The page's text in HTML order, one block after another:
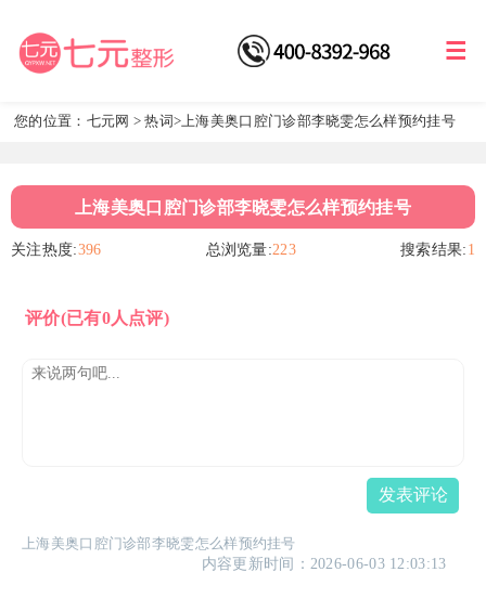
您的位置： 七元网 >热词 >上海美奥口腔门诊部李晓雯怎么样预约挂号
上海美奥口腔门诊部李晓雯怎么样预约挂号
关注热度:396 总浏览量:223 搜索结果: 1
评价(已有0人点评)
发表评论
上海美奥口腔门诊部李晓雯怎么样预约挂号
内容更新时间：2026-06-03 12:03:13